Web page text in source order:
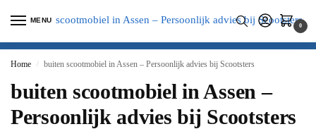
MENU
0
Home / buiten scootmobiel in Assen – Persoonlijk advies bij Scootsters
buiten scootmobiel in Assen –
Persoonlijk advies bij Scootsters